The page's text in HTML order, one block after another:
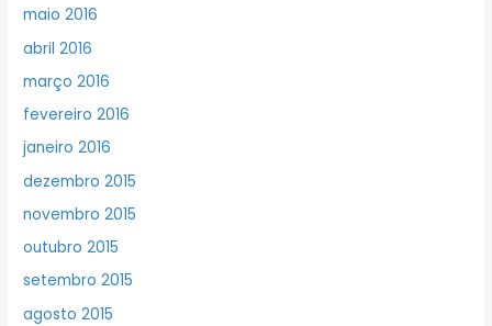
maio 2016
abril 2016
março 2016
fevereiro 2016
janeiro 2016
dezembro 2015
novembro 2015
outubro 2015
setembro 2015
agosto 2015